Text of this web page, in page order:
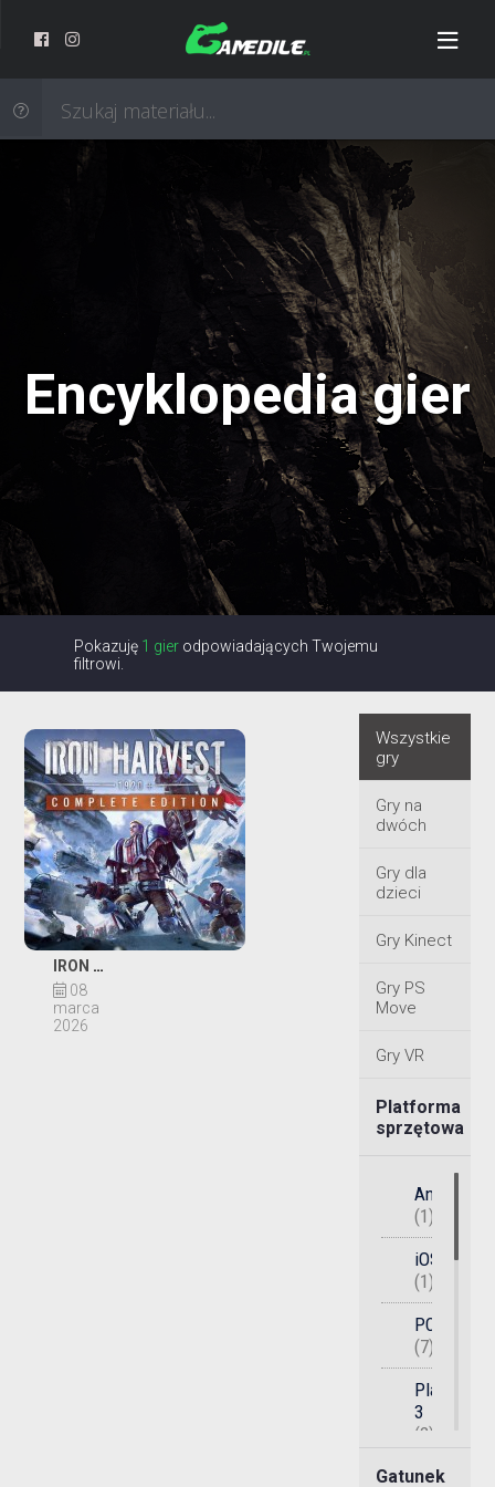
Encyklopedia gier
Pokazuję 1 gier odpowiadających Twojemu
filtrowi.
IRON HARVEST
08
marca
2026
Wszystkie
gry
Gry na
dwóch
Gry dla
dzieci
Gry Kinect
Gry PS
Move
Gry VR
Platforma
sprzętowa
Android
(1)
iOS
(1)
PC
(7)
3
(2)
Gatunek